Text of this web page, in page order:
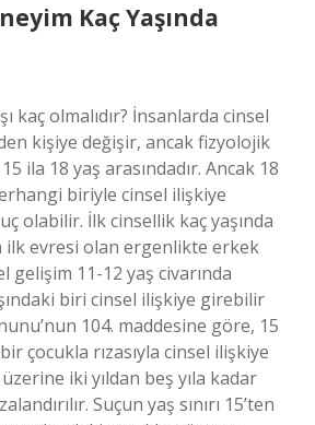
Kaç Yaşında
kaç olmalıdır? İnsanlarda cinsel
kişiye değişir, ancak fizyolojik
ila 18 yaş arasındadır. Ancak 18
biriyle cinsel ilişkiye
olabilir. İlk cinsellik kaç yaşında
ilk evresi olan ergenlikte erkek
gelişim 11-12 yaş civarında
biri cinsel ilişkiye girebilir
104. maddesine göre, 15
çocukla rızasıyla cinsel ilişkiye
iki yıldan beş yıla kadar
Suçun yaş sınırı 15’ten